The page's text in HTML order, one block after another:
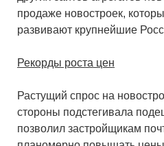
продаже новостроек,
развивают крупнейшие
Рекорды роста цен
Растущий спрос на
стороны подстегивала
позволил застройщикам